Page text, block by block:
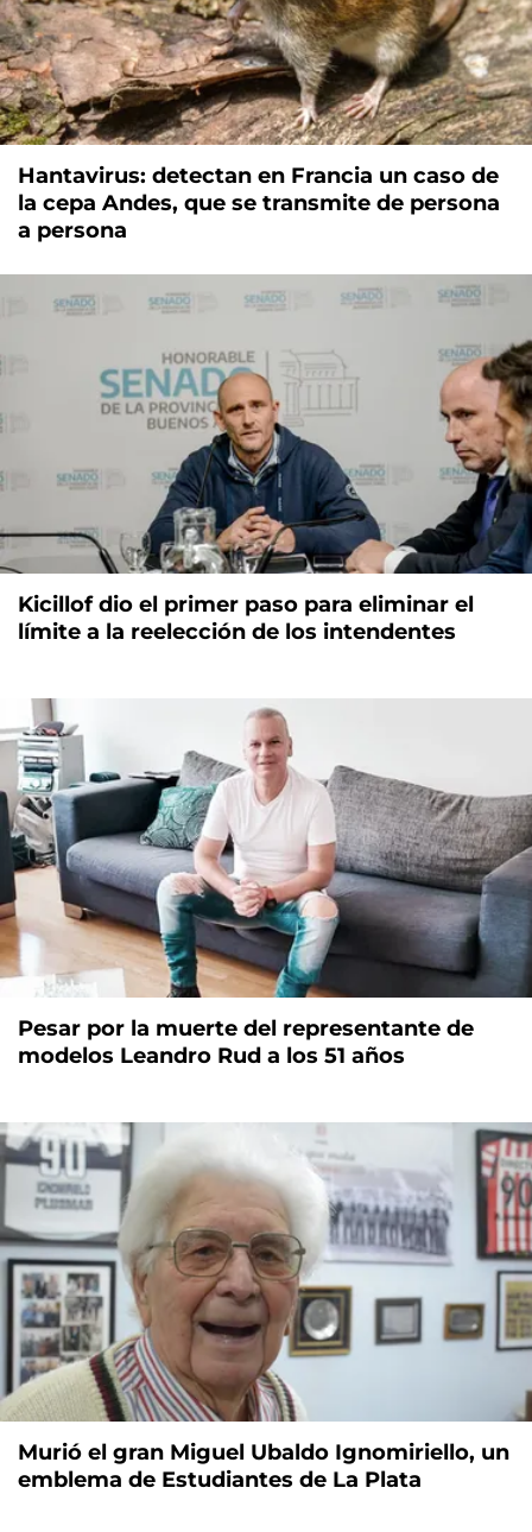
Hantavirus: detectan en Francia un caso de
la cepa Andes, que se transmite de persona
a persona
Kicillof dio el primer paso para eliminar el
límite a la reelección de los intendentes
Pesar por la muerte del representante de
modelos Leandro Rud a los 51 años
Murió el gran Miguel Ubaldo Ignomiriello, un
emblema de Estudiantes de La Plata